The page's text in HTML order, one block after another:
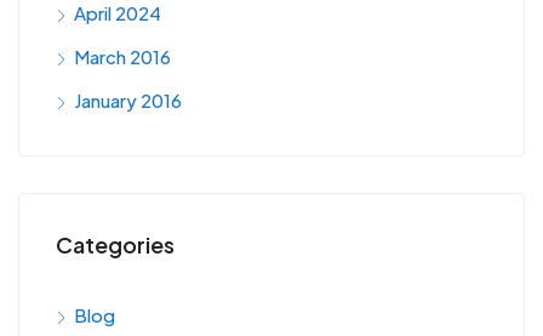
April 2024
March 2016
January 2016
Categories
Blog